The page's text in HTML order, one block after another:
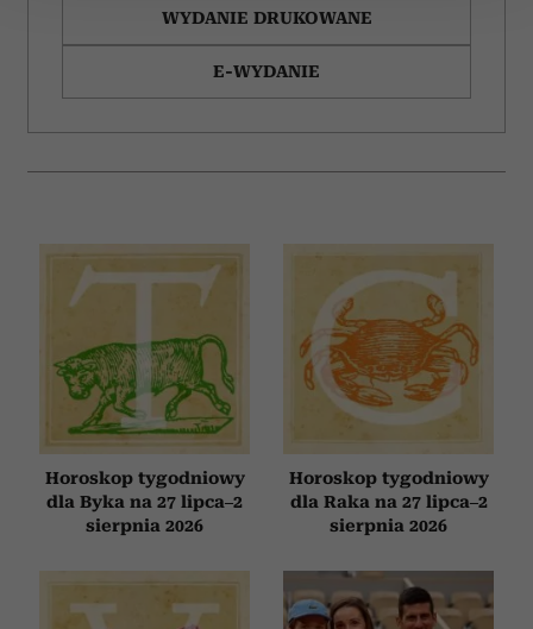
Wykorzystujemy pliki cookie do spersonalizowania treści
i reklam, aby oferować funkcje społecznościowe i
analizować ruch w naszej witrynie. Informacje o tym, jak
korzystasz z naszej witryny, udostępniamy partnerom
korzystania z ich usług.
WYDANIE DRUKOWANE
E-WYDANIE
Horoskop tygodniowy
dla Byka na 27 lipca–2
sierpnia 2026
Horoskop tygodniowy
dla Raka na 27 lipca–2
sierpnia 2026